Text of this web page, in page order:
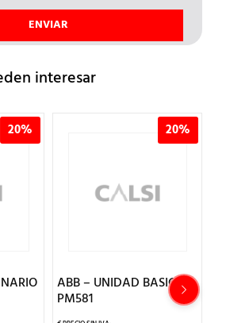
interesar
20% 20%
ABB – UNIDAD BASICA
PM581